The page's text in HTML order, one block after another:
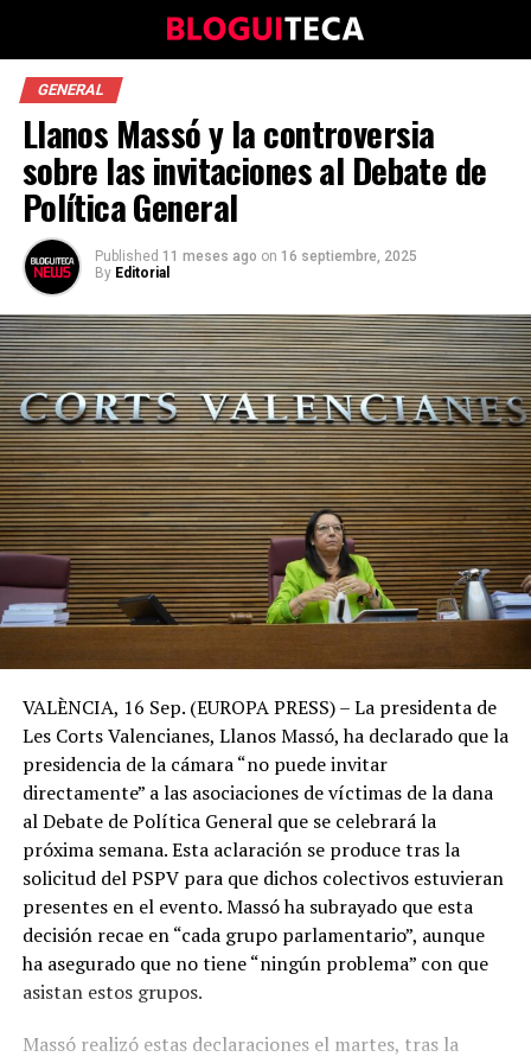
GENERAL
Llanos Massó y la controversia
sobre las invitaciones al Debate de
Política General
Published 11 meses ago on 16 septiembre, 2025
By Editorial
VALÈNCIA, 16 Sep. (EUROPA PRESS) – La presidenta de
Les Corts Valencianes, Llanos Massó, ha declarado que la
presidencia de la cámara “no puede invitar
directamente” a las asociaciones de víctimas de la dana
al Debate de Política General que se celebrará la
próxima semana. Esta aclaración se produce tras la
solicitud del PSPV para que dichos colectivos estuvieran
presentes en el evento. Massó ha subrayado que esta
decisión recae en “cada grupo parlamentario”, aunque
ha asegurado que no tiene “ningún problema” con que
asistan estos grupos.
Massó realizó estas declaraciones el martes, tras la